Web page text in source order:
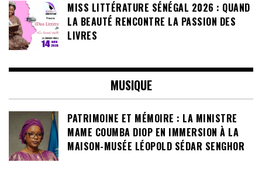
MISS LITTÉRATURE SÉNÉGAL 2026 : QUAND
LA BEAUTÉ RENCONTRE LA PASSION DES
LIVRES
MUSIQUE
PATRIMOINE ET MÉMOIRE : LA MINISTRE
MAME COUMBA DIOP EN IMMERSION À LA
MAISON-MUSÉE LÉOPOLD SÉDAR SENGHOR